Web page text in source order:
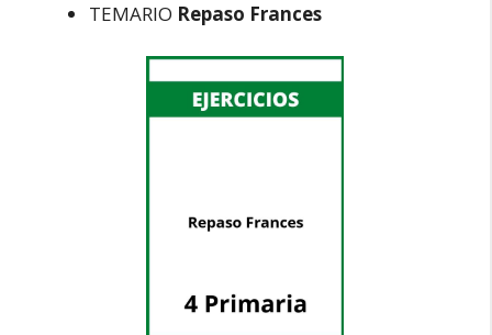
TEMARIO Repaso Frances